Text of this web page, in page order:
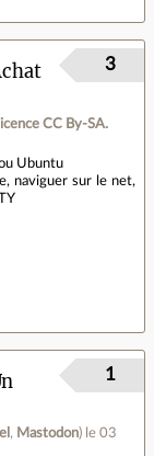
CC By‑SA.
3
Ubuntu
naviguer sur le net,
, Mastodon) le 03
1